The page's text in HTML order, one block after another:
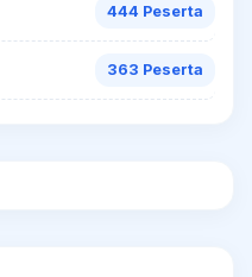
444 Peserta
363 Peserta